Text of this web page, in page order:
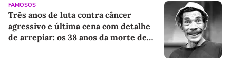
FAMOSOS
Três anos de luta contra câncer
agressivo e última cena com detalhe
de arrepiar: os 38 anos da morte de